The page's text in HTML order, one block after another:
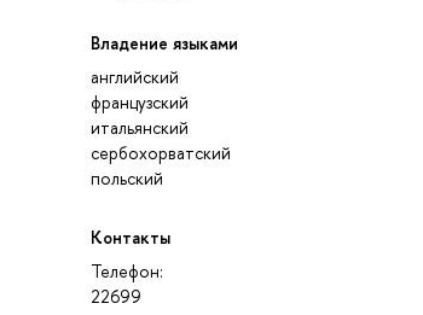
Владение языками
английский
французский
итальянский
сербохорватский
польский
Контакты
Телефон:
22699